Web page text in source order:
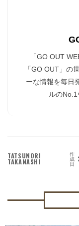
「GO OUT
「GO OUT」の
ーな情報を毎日
ルの
TATSUNORI
TAKANASHI
作
成
日